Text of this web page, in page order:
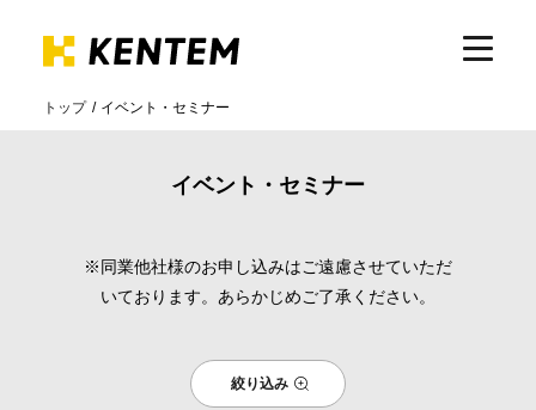
導入事例
トップ イベント・セミナー
イベント・セミナー
※同業他社様のお申し込みはご遠慮させていただ
いております。あらかじめご了承ください。
絞り込み